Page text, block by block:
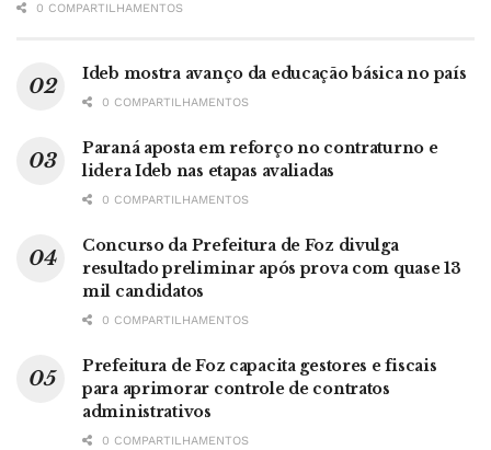
0 COMPARTILHAMENTOS
Ideb mostra avanço da educação básica no país
0 COMPARTILHAMENTOS
Paraná aposta em reforço no contraturno e
lidera Ideb nas etapas avaliadas
0 COMPARTILHAMENTOS
Concurso da Prefeitura de Foz divulga
resultado preliminar após prova com quase 13
mil candidatos
0 COMPARTILHAMENTOS
Prefeitura de Foz capacita gestores e fiscais
para aprimorar controle de contratos
administrativos
0 COMPARTILHAMENTOS